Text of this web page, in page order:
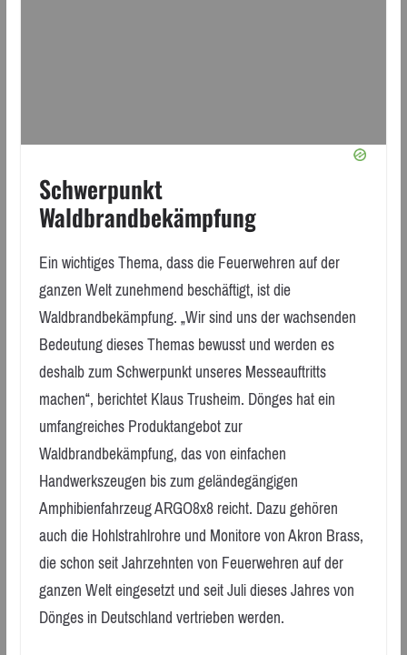
Schwerpunkt
Waldbrandbekämpfung
Ein wichtiges Thema, dass die Feuerwehren auf der
ganzen Welt zunehmend beschäftigt, ist die
Waldbrandbekämpfung. „Wir sind uns der wachsenden
Bedeutung dieses Themas bewusst und werden es
deshalb zum Schwerpunkt unseres Messeauftritts
machen“, berichtet Klaus Trusheim. Dönges hat ein
umfangreiches Produktangebot zur
Waldbrandbekämpfung, das von einfachen
Handwerkszeugen bis zum geländegängigen
Amphibienfahrzeug ARGO8x8 reicht. Dazu gehören
auch die Hohlstrahlrohre und Monitore von Akron Brass,
die schon seit Jahrzehnten von Feuerwehren auf der
ganzen Welt eingesetzt und seit Juli dieses Jahres von
Dönges in Deutschland vertrieben werden.